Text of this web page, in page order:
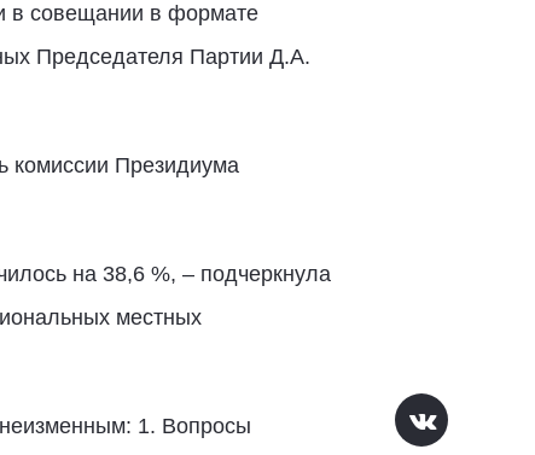
в совещании в формате
Председателя Партии Д.А.
комиссии Президиума
на 38,6 %, – подчеркнула
местных
1. Вопросы